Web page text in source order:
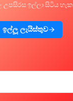
උපසිරස ඉල්ලා සිටිය හැක
ඉල්ලූ ලැයිස්තුව